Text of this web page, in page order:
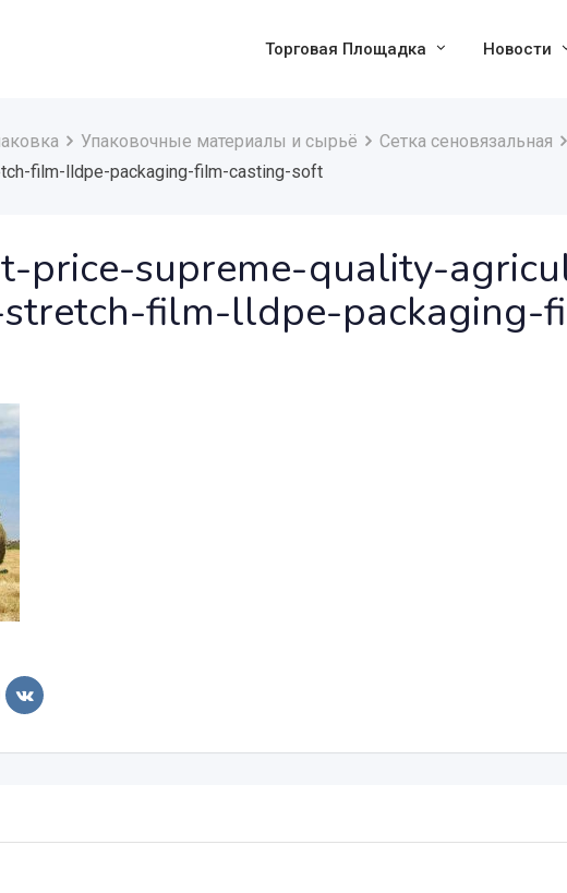
Торговая Площадка Новости
Упаковочные материалы и сырьё Сетка сеновязальная
film-lldpe-packaging-film-casting-soft
price-supreme-quality-
film-lldpe-packaging-